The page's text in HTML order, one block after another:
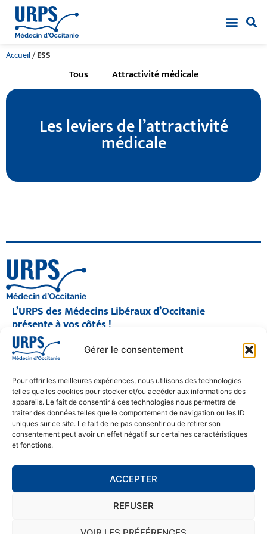
Gérer le consentement
Pour offrir les meilleures expériences, nous utilisons des technologies
telles que les cookies pour stocker et/ou accéder aux informations des
appareils. Le fait de consentir à ces technologies nous permettra de
traiter des données telles que le comportement de navigation ou les ID
uniques sur ce site. Le fait de ne pas consentir ou de retirer son
consentement peut avoir un effet négatif sur certaines caractéristiques
et fonctions.
ACCEPTER
REFUSER
Accueil/ESS
Tous Attractivité médicale
Les leviers de l’attractivité
médicale
L’URPS des Médecins Libéraux d’Occitanie
présente à vos côtés !
© 2026 URPS médecin d'Occitanie
Siège social : 1300 Avenue Albert Einstein, 34000 Montpellier
05 61 15 80 90
Accueil : Lundi au Vendredi | 08h30 – 17h30
CONTACT
MENTIONS LÉGALES